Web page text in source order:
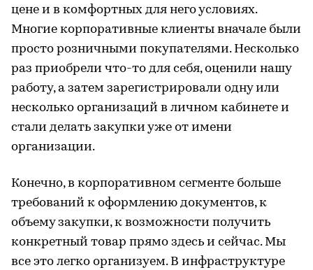
цене и в комфортных для него условиях.
Многие корпоративные клиенты вначале были
просто розничными покупателями. Несколько
раз приобрели что-то для себя, оценили нашу
работу, а затем зарегистрировали одну или
несколько организаций в личном кабинете и
стали делать закупки уже от имени
организации.
Конечно, в корпоративном сегменте больше
требований к оформлению документов, к
объему закупки, к возможности получить
конкретный товар прямо здесь и сейчас. Мы
все это легко организуем. В инфраструктуре